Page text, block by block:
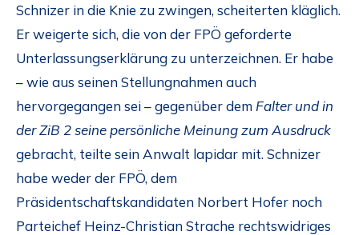
Schnizer in die Knie zu zwingen, scheiterten kläglich.
Er weigerte sich, die von der FPÖ geforderte
Unterlassungserklärung zu unterzeichnen. Er habe
– wie aus seinen Stellungnahmen auch
hervorgegangen sei – gegenüber dem Falter und in
der ZiB 2 seine persönliche Meinung zum Ausdruck
gebracht, teilte sein Anwalt lapidar mit. Schnizer
habe weder der FPÖ, dem
Präsidentschaftskandidaten Norbert Hofer noch
Parteichef Heinz-Christian Strache rechtswidriges